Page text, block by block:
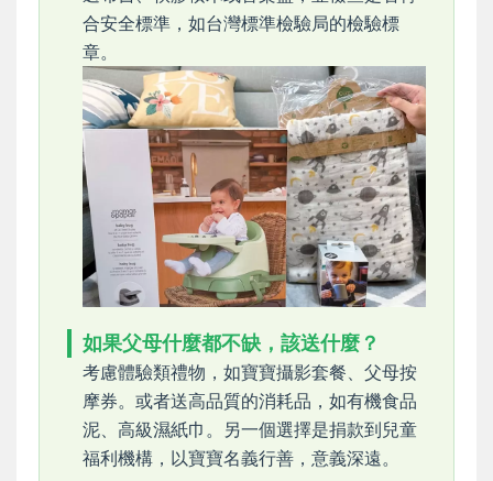
合安全標準，如台灣標準檢驗局的檢驗標
章。
如果父母什麼都不缺，該送什麼？
考慮體驗類禮物，如寶寶攝影套餐、父母按
摩券。或者送高品質的消耗品，如有機食品
泥、高級濕紙巾。另一個選擇是捐款到兒童
福利機構，以寶寶名義行善，意義深遠。